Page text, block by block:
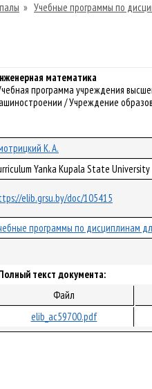
» Учебные программы по
математика
программа учреждения
/ Учреждение
К. А.
Yanka Kupala State
elib.grsu.by/doc/105415
программы по дисциплинам
текст документа:
Файл
elib_ac59700.pdf